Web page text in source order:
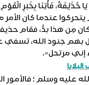
فَأْتِنَا بِخَبَرِ
عندما كان الأمر
مِن هذا بدُّ، فقام
جنود الله، تسفي
إني مرتحل».
عليه وسلم ؛ فالأمور